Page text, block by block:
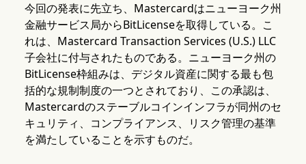
今回の発表に先立ち、Mastercardはニューヨーク州
金融サービス局からBitLicenseを取得している。こ
れは、Mastercard Transaction Services (U.S.) LLC
子会社に付与されたものである。ニューヨーク州の
BitLicense枠組みは、デジタル資産に関する最も包
括的な規制制度の一つとされており、この承認は、
Mastercardのステーブルコインインフラが同州のセ
キュリティ、コンプライアンス、リスク管理の基準
を満たしていることを示すものだ。